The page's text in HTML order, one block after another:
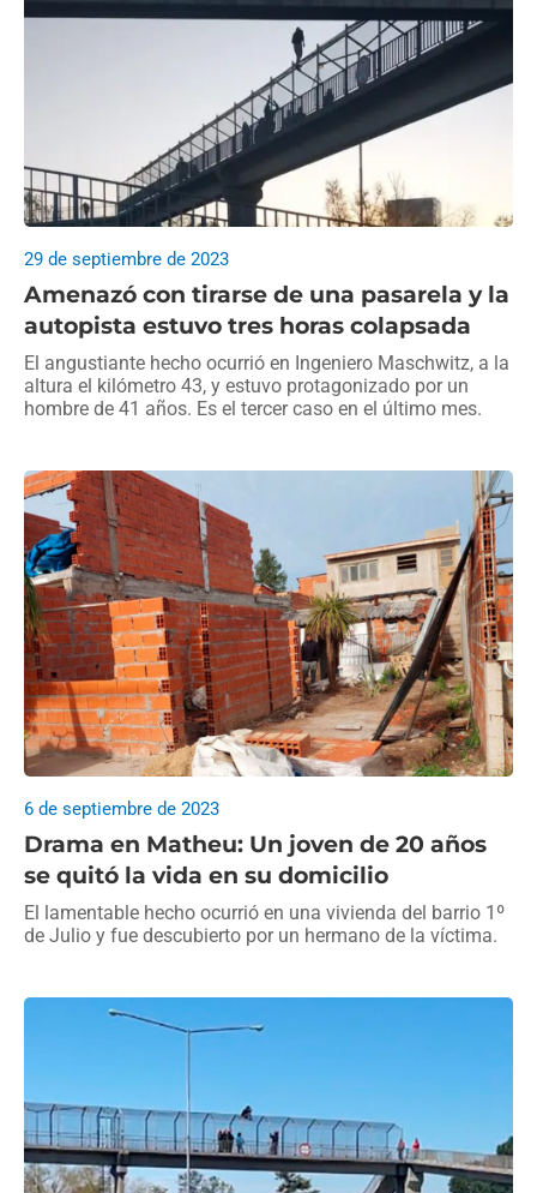
Amenazó con tirarse de una pasarela y la
autopista estuvo tres horas colapsada
29 de septiembre de 2023
El angustiante hecho ocurrió en Ingeniero Maschwitz, a la
altura el kilómetro 43, y estuvo protagonizado por un
hombre de 41 años. Es el tercer caso en el último mes.
Drama en Matheu: Un joven de 20 años
se quitó la vida en su domicilio
6 de septiembre de 2023
El lamentable hecho ocurrió en una vivienda del barrio 1º
de Julio y fue descubierto por un hermano de la víctima.